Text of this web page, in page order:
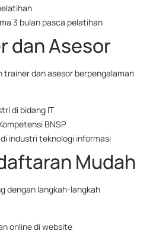
3 bulan pasca pelatihan
dan Asesor
trainer dan asesor berpengalaman
di bidang IT
BNSP
industri teknologi informasi
Mudah
dengan langkah-langkah
online di website